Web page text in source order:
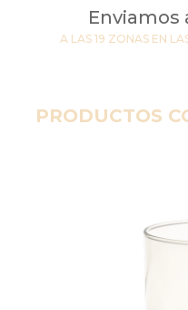
Enviamos
A LAS 19 ZONAS EN
PRODUCTOS